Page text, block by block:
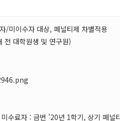
/미이수자 대상, 페널티제 차별적용
전 대학원생 및 연구원)
수료자 : 금번 '20년 1학기, 상기 페널